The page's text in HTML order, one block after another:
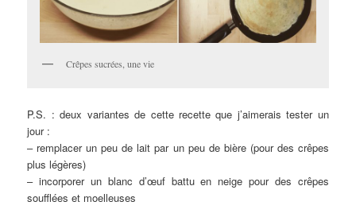
Crêpes sucrées, une vie
P.S. : deux variantes de cette recette que j’aimerais tester un
jour :
– remplacer un peu de lait par un peu de bière (pour des crêpes
plus légères)
– incorporer un blanc d’œuf battu en neige pour des crêpes
soufflées et moelleuses